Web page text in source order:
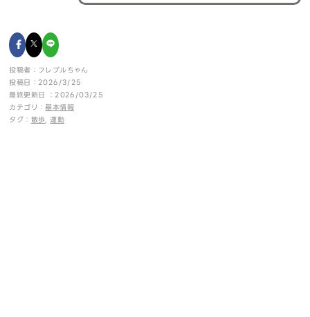
投稿者：フレブルちゃん
投稿日：2026/3/25
最終更新日 ：2026/03/25
カテゴリ：基本情報
タグ： 散歩 ,運動